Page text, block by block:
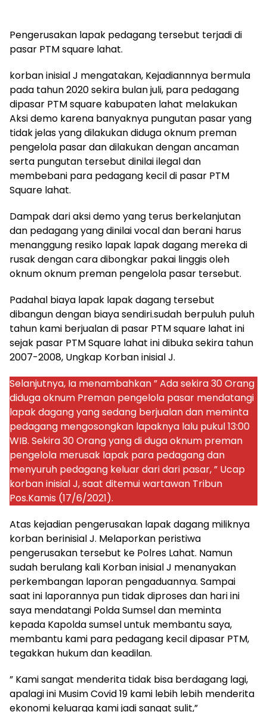
Pengerusakan lapak pedagang tersebut terjadi di
pasar PTM square lahat.
korban inisial J mengatakan, Kejadiannnya bermula
pada tahun 2020 sekira bulan juli, para pedagang
dipasar PTM square kabupaten lahat melakukan
Aksi demo karena banyaknya pungutan pasar yang
tidak jelas yang dilakukan diduga oknum preman
pengelola pasar dan dilakukan dengan ancaman
serta pungutan tersebut dinilai ilegal dan
membebani para pedagang kecil di pasar PTM
Square lahat.
Dampak dari aksi demo yang terus berkelanjutan
dan pedagang yang dinilai vocal dan berani harus
menanggung resiko lapak lapak dagang mereka di
rusak dengan cara dibongkar pakai linggis oleh
oknum oknum preman pengelola pasar tersebut.
Padahal biaya lapak lapak dagang tersebut
dibangun dengan biaya sendiri.sudah berpuluh puluh
tahun kami berjualan di pasar PTM square lahat ini
sejak pasar PTM Square lahat ini dibuka sekira tahun
2007-2008, Ungkap Korban inisial J.
Selanjutnya, Ia menambahkan ” Ada sekira 30 Orang
diduga oknum Preman pengelola pasar mendatangi
lapak dagang yang sedang berjualan dan meminta
pedagang mengosongkan lapaknya lalu pukul 13:00
WIB. Sekira 30 Orang yang di duga oknum preman
pengelola merusak lapak para pedagang dan
menyuruh pedagang keluar dari dari pasar, ” Ucap
korban inisial J, saat ditemui wartawan Tribun
Pos.Kamis (17/6/2021).
Atas kejadian pengerusakan lapak dagang miliknya
korban berinisial J. Melaporkan peristiwa
pengerusakan tersebut ke Polres Lahat. Namun
sudah berulang kali Korban inisial J menanyakan
perkembangan laporan pengaduannya. Sampai
saat ini laporannya pun tidak diproses dan hari ini
saya mendatangi Polda Sumsel dan meminta
kepada Kapolda sumsel untuk membantu saya,
membantu kami para pedagang kecil dipasar PTM,
tegakkan hukum dan keadilan.
” Kami sangat menderita tidak bisa berdagang lagi,
apalagi ini Musim Covid 19 kami lebih lebih menderita
ekonomi keluarga kami jadi sangat sulit,”